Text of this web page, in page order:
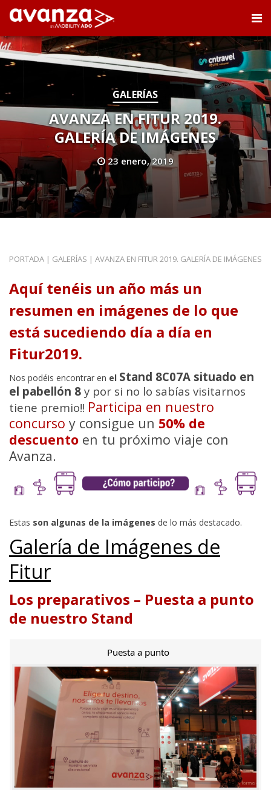
GALERÍAS
AVANZA EN FITUR 2019.
GALERÍA DE IMÁGENES
23 enero, 2019
PORTADA | GALERÍAS | AVANZA EN FITUR 2019. GALERÍA DE IMÁGENES
Aquí tenéis un año más un
resumen en imágenes de lo que
está sucediendo día a día en
Fitur2019.
Nos podéis encontrar en el Stand 8C07A situado en
el pabellón 8 y por si no lo sabías visitarnos
tiene premio!! Participa en nuestro
concurso y consigue un 50% de
descuento en tu próximo viaje con
Avanza.
Estas son algunas de la imágenes de lo más destacado.
Galería de Imágenes de
Fitur
Los preparativos – Puesta a punto
de nuestro Stand
Puesta a punto